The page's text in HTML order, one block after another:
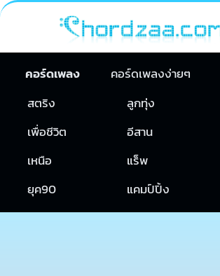
คอร์ดเพลง คอร์ดเพลงง่ายๆ
สตริง
ลูกทุ่ง
เพื่อชีวิต
อีสาน
เหนือ
แร็พ
ยุค90
แคมป์ปิ้ง